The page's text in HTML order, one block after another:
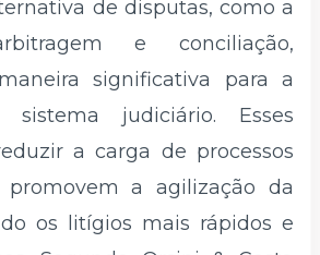
de disputas, como a
e conciliação,
significativa para a
sistema judiciário. Esses
a carga de processos
promovem a agilização da
os litígios mais rápidos e